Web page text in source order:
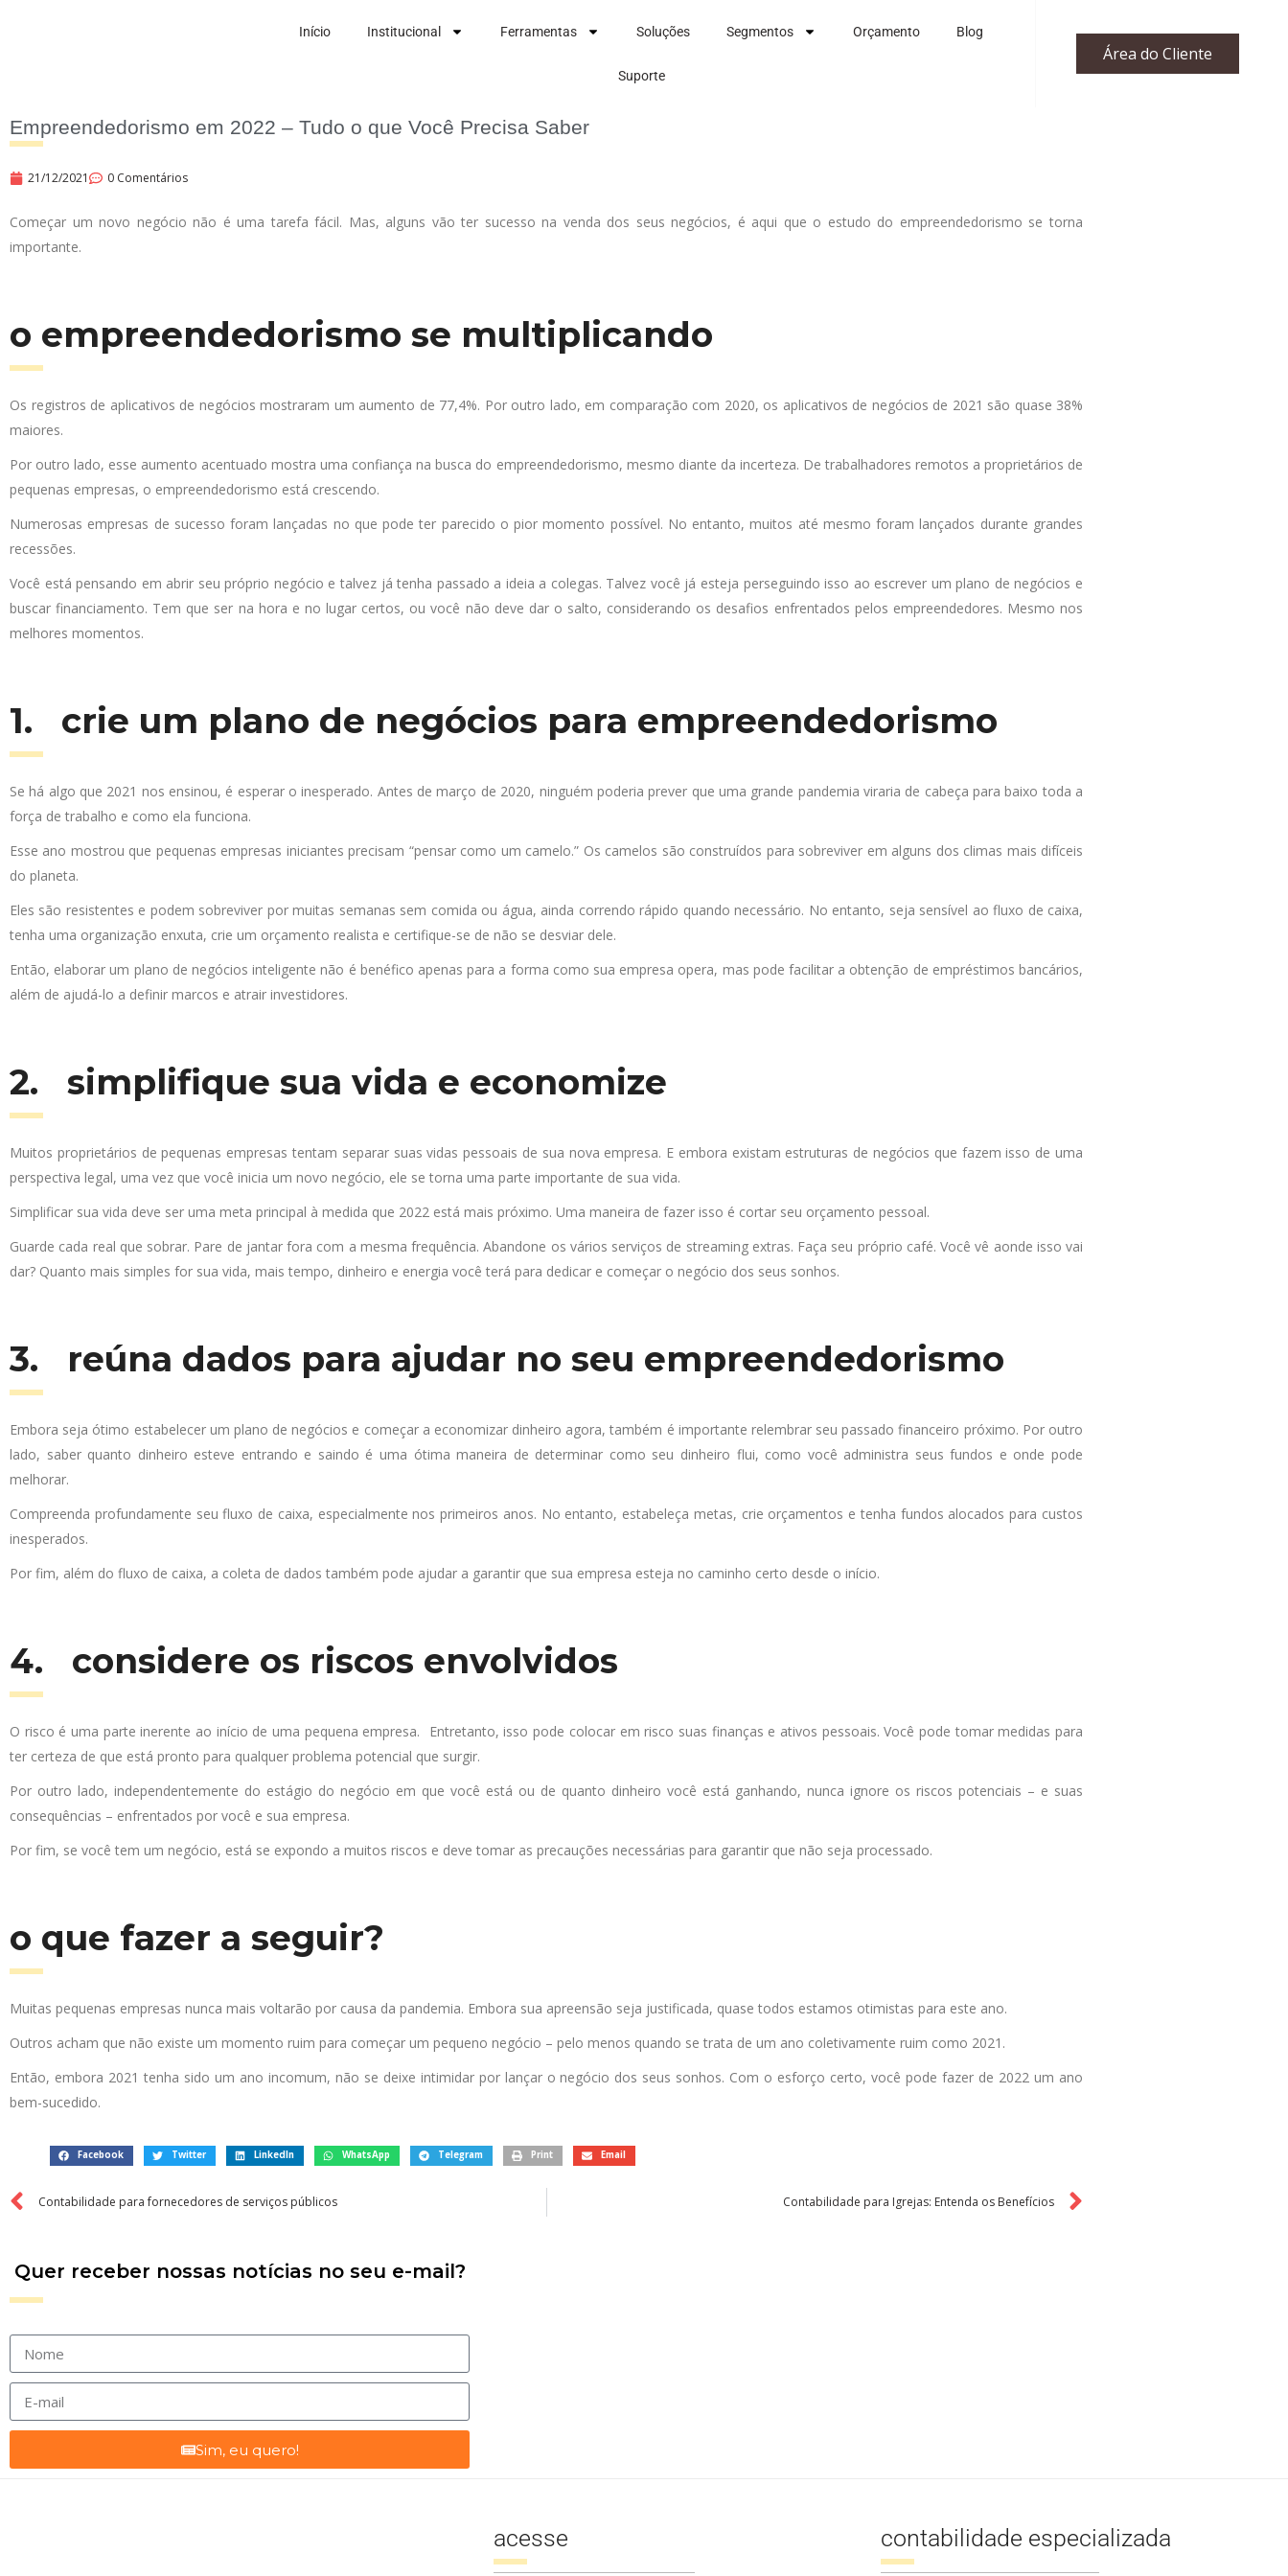
Início Institucional Ferramentas Soluções Segmentos Orçamento Blog
Suporte
Área do Cliente
Empreendedorismo em 2022 – Tudo o que Você Precisa Saber
21/12/2021 0 Comentários
Começar um novo negócio não é uma tarefa fácil. Mas, alguns vão ter sucesso na venda dos seus negócios, é aqui que o estudo do empreendedorismo se torna
importante.
o empreendedorismo se multiplicando
Os registros de aplicativos de negócios mostraram um aumento de 77,4%. Por outro lado, em comparação com 2020, os aplicativos de negócios de 2021 são quase 38%
maiores.
Por outro lado, esse aumento acentuado mostra uma confiança na busca do empreendedorismo, mesmo diante da incerteza. De trabalhadores remotos a proprietários de
pequenas empresas, o empreendedorismo está crescendo.
Numerosas empresas de sucesso foram lançadas no que pode ter parecido o pior momento possível. No entanto, muitos até mesmo foram lançados durante grandes
recessões.
Você está pensando em abrir seu próprio negócio e talvez já tenha passado a ideia a colegas. Talvez você já esteja perseguindo isso ao escrever um plano de negócios e
buscar financiamento. Tem que ser na hora e no lugar certos, ou você não deve dar o salto, considerando os desafios enfrentados pelos empreendedores. Mesmo nos
melhores momentos.
1. crie um plano de negócios para empreendedorismo
Se há algo que 2021 nos ensinou, é esperar o inesperado. Antes de março de 2020, ninguém poderia prever que uma grande pandemia viraria de cabeça para baixo toda a
força de trabalho e como ela funciona.
Esse ano mostrou que pequenas empresas iniciantes precisam “pensar como um camelo.” Os camelos são construídos para sobreviver em alguns dos climas mais difíceis
do planeta.
Eles são resistentes e podem sobreviver por muitas semanas sem comida ou água, ainda correndo rápido quando necessário. No entanto, seja sensível ao fluxo de caixa,
tenha uma organização enxuta, crie um orçamento realista e certifique-se de não se desviar dele.
Então, elaborar um plano de negócios inteligente não é benéfico apenas para a forma como sua empresa opera, mas pode facilitar a obtenção de empréstimos bancários,
além de ajudá-lo a definir marcos ​​e atrair investidores.
2. simplifique sua vida e economize
Muitos proprietários de pequenas empresas tentam separar suas vidas pessoais de sua nova empresa. E embora existam estruturas de negócios que fazem isso de uma
perspectiva legal, uma vez que você inicia um novo negócio, ele se torna uma parte importante de sua vida.
Simplificar sua vida deve ser uma meta principal à medida que 2022 está mais próximo. Uma maneira de fazer isso é cortar seu orçamento pessoal.
Guarde cada real que sobrar. Pare de jantar fora com a mesma frequência. Abandone os vários serviços de streaming extras. Faça seu próprio café. Você vê aonde isso vai
dar? Quanto mais simples for sua vida, mais tempo, dinheiro e energia você terá para dedicar e começar o negócio dos seus sonhos.
3. reúna dados para ajudar no seu empreendedorismo
Embora seja ótimo estabelecer um plano de negócios e começar a economizar dinheiro agora, também é importante relembrar seu passado financeiro próximo. Por outro
lado, saber quanto dinheiro esteve entrando e saindo é uma ótima maneira de determinar como seu dinheiro flui, como você administra seus fundos e onde pode
melhorar.
Compreenda profundamente seu fluxo de caixa, especialmente nos primeiros anos. No entanto, estabeleça metas, crie orçamentos e tenha fundos alocados para custos
inesperados.
Por fim, além do fluxo de caixa, a coleta de dados também pode ajudar a garantir que sua empresa esteja no caminho certo desde o início.
4. considere os riscos envolvidos
O risco é uma parte inerente ao início de uma pequena empresa. Entretanto, isso pode colocar em risco suas finanças e ativos pessoais. Você pode tomar medidas para
ter certeza de que está pronto para qualquer problema potencial que surgir.
Por outro lado, independentemente do estágio do negócio em que você está ou de quanto dinheiro você está ganhando, nunca ignore os riscos potenciais – e suas
consequências – enfrentados por você e sua empresa.
Por fim, se você tem um negócio, está se expondo a muitos riscos e deve tomar as precauções necessárias para garantir que não seja processado.
o que fazer a seguir?
Muitas pequenas empresas nunca mais voltarão por causa da pandemia. Embora sua apreensão seja justificada, quase todos estamos otimistas para este ano.
Outros acham que não existe um momento ruim para começar um pequeno negócio – pelo menos quando se trata de um ano coletivamente ruim como 2021.
Então, embora 2021 tenha sido um ano incomum, não se deixe intimidar por lançar o negócio dos seus sonhos. Com o esforço certo, você pode fazer de 2022 um ano
bem-sucedido.
Facebook Twitter LinkedIn WhatsApp Telegram Print Email
Contabilidade para fornecedores de serviços públicos Contabilidade para Igrejas: Entenda os Benefícios
Quer receber nossas notícias no seu e-mail?
Sim, eu quero!
acesse contabilidade especializada